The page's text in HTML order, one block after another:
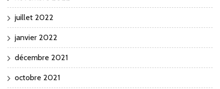
juillet 2022
janvier 2022
décembre 2021
octobre 2021